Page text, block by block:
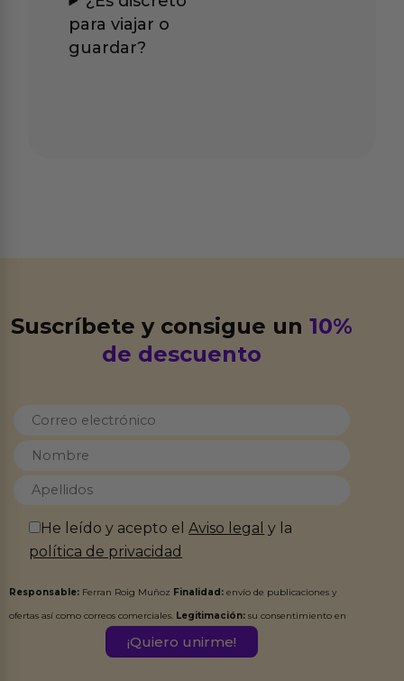
para viajar o
guardar?
Suscríbete y consigue un10%
de descuento
He leído y acepto elAviso legal y la
política de privacidad
Responsable: Ferran Roig Muñoz Finalidad: envío de publicaciones y
ofertas así como correos comerciales. Legitimación: su consentimiento en
Destinatarios:Ferran Roig Muñoz. Podrás ejercer tus